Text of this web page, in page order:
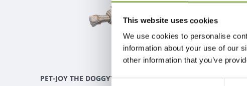
This website uses cookies
We use cookies to personalise
information about your use of our
other information that you’ve
PET-JOY THE DOGGYTOY WOODIES N2